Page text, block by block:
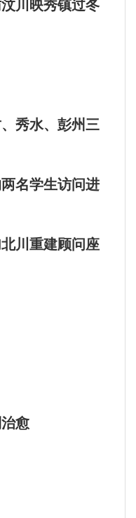
川映秀镇过冬
秀水、彭州三
名学生访问进
川重建顾问座
愈